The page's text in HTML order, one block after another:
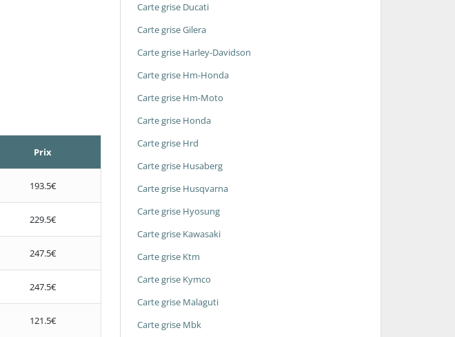
Prix
193.5€
229.5€
247.5€
247.5€
121.5€
Carte grise Ducati
Carte grise Gilera
Carte grise Harley-Davidson
Carte grise Hm-Honda
Carte grise Hm-Moto
Carte grise Honda
Carte grise Hrd
Carte grise Husaberg
Carte grise Husqvarna
Carte grise Hyosung
Carte grise Kawasaki
Carte grise Ktm
Carte grise Kymco
Carte grise Malaguti
Carte grise Mbk